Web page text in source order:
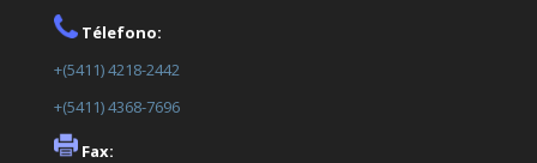
Télefono:
+(5411) 4218-2442
+(5411) 4368-7696
Fax: